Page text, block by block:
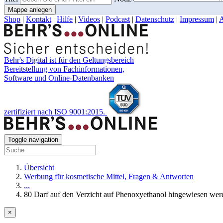
Mappe anlegen
Shop | Kontakt | Hilfe | Videos | Podcast | Datenschutz | Impressum |
Behr's Digital ist für den Geltungsbereich
Bereitstellung von Fachinformationen,
Software und Online-Datenbanken
zertifiziert nach ISO 9001:2015.
Toggle navigation
Übersicht
Werbung für kosmetische Mittel, Fragen & Antworten
...
80 Darf auf den Verzicht auf Phenoxyethanol hingewiesen
×